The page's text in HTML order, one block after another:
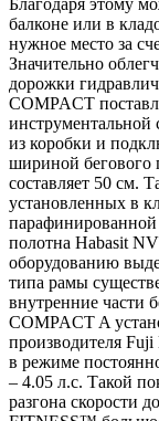
Благодаря этому
балконе или в
нужное место за
Значительно
дорожки
COMPACT
инструментальной
из коробки и
шириной бегового
составляет 50 см.
установленных в
полотна Habasit
оборудованию
типа рамы
внутренние части
COMPACT A
производителя Fuji
в режиме
– 4.05 л.с. Такой
разгона скорости